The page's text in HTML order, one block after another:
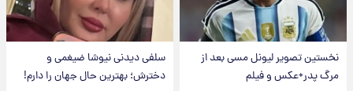
نخستین تصویر لیونل مسی بعد از
مرگ پدر+عکس و فیلم
سلفی دیدنی نیوشا ضیغمی و
دخترش؛ بهترین حال جهان را دارم!